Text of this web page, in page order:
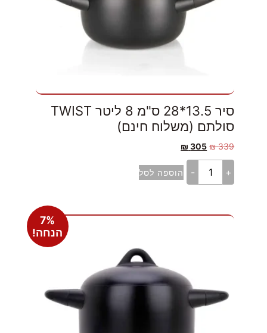
סיר 13.5*28 ס"מ 8 ליטר TWIST
סולתם (משלוח חינם)
339
₪
305
₪
+
- הוספה לסל
7%
הנחה!